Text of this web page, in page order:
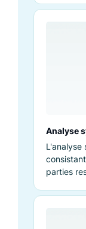
Analyse
L'analyse
parties
donné.